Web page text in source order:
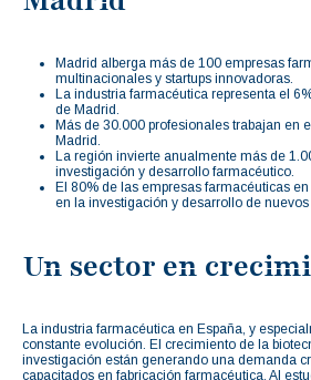
Madrid alberga más de 100 empresas
multinacionales y startups innovadoras.
La industria farmacéutica representa el
de Madrid.
Más de 30.000 profesionales trabajan en
Madrid.
La región invierte anualmente más de
investigación y desarrollo farmacéutico.
El 80% de las empresas farmacéuticas
en la investigación y desarrollo de
Un sector en
La industria farmacéutica en España, y
constante evolución. El crecimiento de la
investigación están generando una demanda
capacitados en fabricación farmacéutica. Al